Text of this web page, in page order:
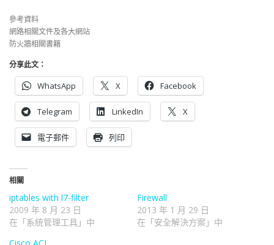
參考資料
網路相關文件及各大網站
防火牆相關書籍
分享此文：
WhatsApp X Facebook
Telegram LinkedIn X
電子郵件 列印
相關
iptables with l7-filter
2009 年 8 月 23 日
在「系統管理工具」中
Firewall
2013 年 1 月 29 日
在「安全解決方案」中